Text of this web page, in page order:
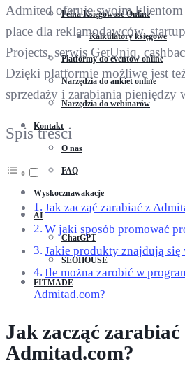
Pełna Księgowość Online
Kalkulatory księgowe
Platformy do eventów online
Narzędzia do ankiet online
Narzędzia do webinarów
Kontakt
O nas
FAQ
Wyskocznawakacje
AI
ChatGPT
SEOHOUSE
FITMADE
Admited oferuje swoim
place dla reklamodawców,
Projects, serwis GetUniq,
Dzięki platformie możliwe jest
sprzedaży i zarabiania pieniędzy
Spis treści
Jak zacząć zarabiać z
W jaki sposób promować
Jakie produkty znajdują się
Ile można zarobić w
Admitad.com?
Jak zacząć zarabiać
Admitad.com?